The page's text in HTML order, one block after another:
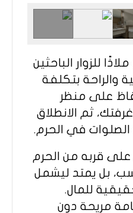
للزوار الباحثين
والراحة بتكلفة
على منظر
ثم الانطلاق
الصلوات في الحرم.
على قربه من الحرم
بل يمتد ليشمل
للمال.
مريحة دون